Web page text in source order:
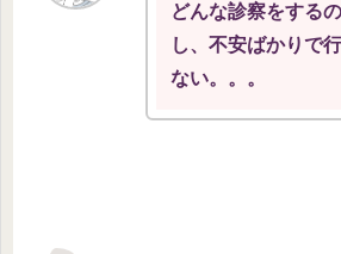
どんな診察をする
し、不安ばかりで
ない。。。